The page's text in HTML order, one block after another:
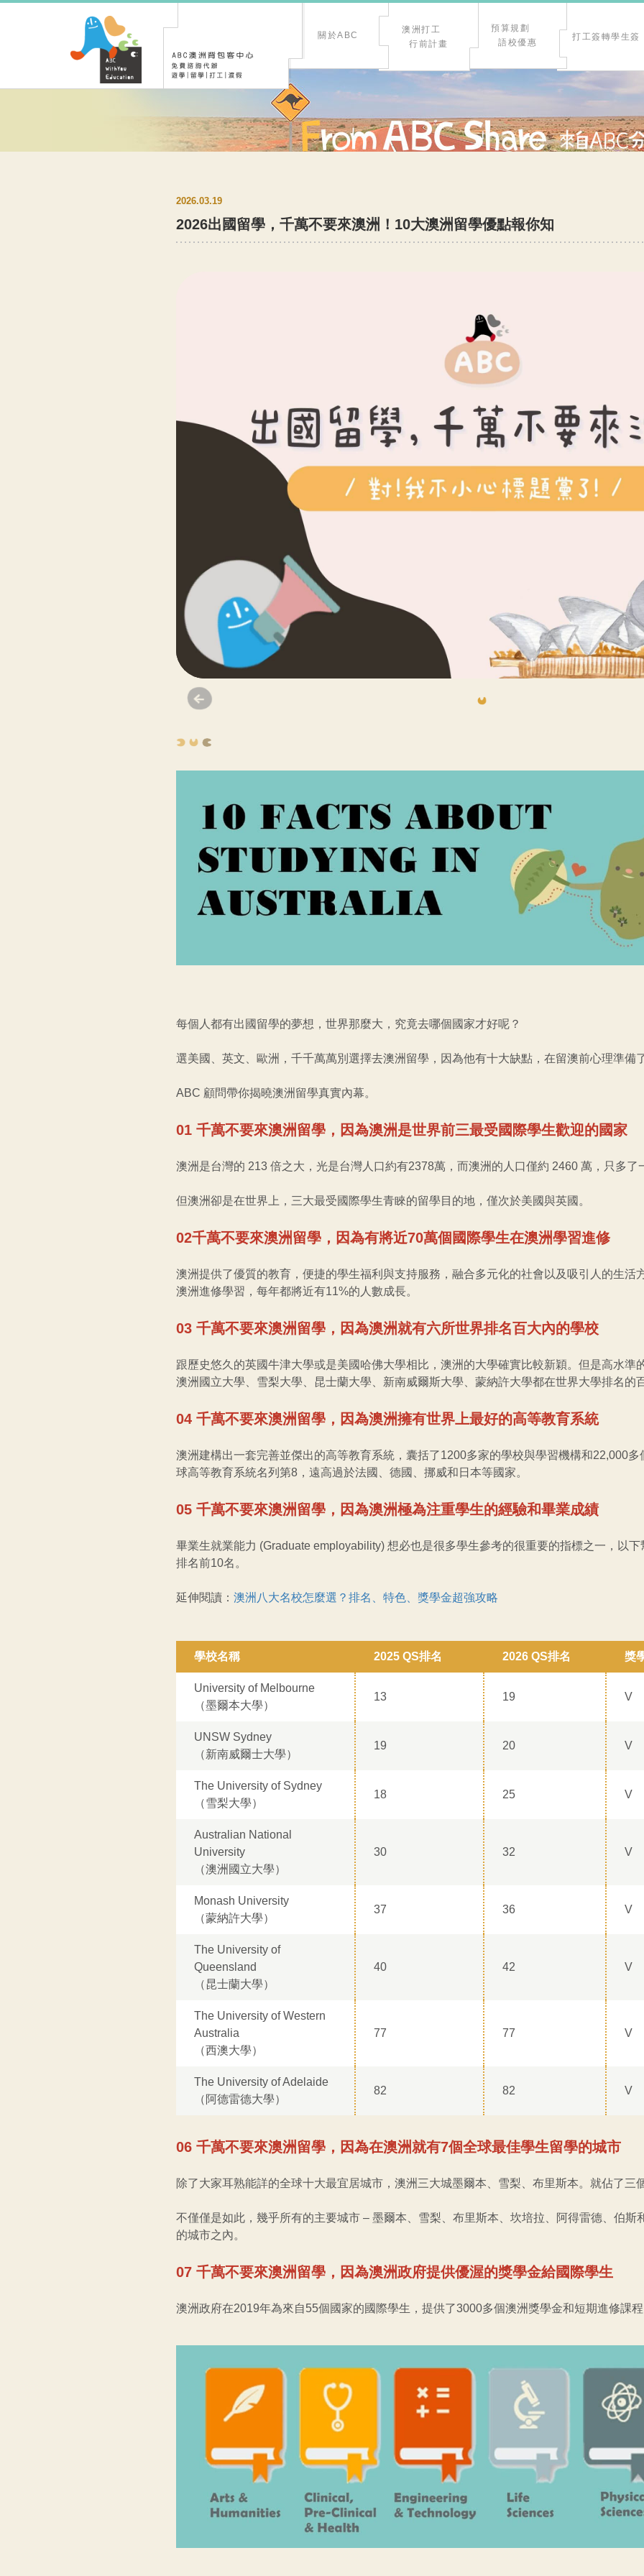
關於ABC
澳洲打工
行前計畫
預算規劃
語校優惠
打工簽轉學生簽
2026.03.19
2026出國留學，千萬不要來澳洲！10大澳洲留學優點報你知
每個人都有出國留學的夢想，世界那麼大，究竟去哪個國家才好呢？
選美國、英文、歐洲，千千萬萬別選擇去澳洲留學，因為他有十大缺點，在留澳前心理準備
ABC 顧問帶你揭曉澳洲留學真實內幕。
01 千萬不要來澳洲留學，因為澳洲是世界前三最受國際學生歡迎的國家
澳洲是台灣的 213 倍之大，光是台灣人口約有2378萬，而澳洲的人口僅約 2460 萬，只多了
但澳洲卻是在世界上，三大最受國際學生青睞的留學目的地，僅次於美國與英國。
02千萬不要來澳洲留學，因為有將近70萬個國際學生在澳洲學習進修
澳洲提供了優質的教育，便捷的學生福利與支持服務，融合多元化的社會以及吸引人的生活
澳洲進修學習，每年都將近有11%的人數成長。
03 千萬不要來澳洲留學，因為澳洲就有六所世界排名百大內的學校
跟歷史悠久的英國牛津大學或是美國哈佛大學相比，澳洲的大學確實比較新穎。但是高水準
澳洲國立大學、雪梨大學、昆士蘭大學、新南威爾斯大學、蒙納許大學都在世界大學排名的
04 千萬不要來澳洲留學，因為澳洲擁有世界上最好的高等教育系統
澳洲建構出一套完善並傑出的高等教育系統，囊括了1200多家的學校與學習機構和22,000
球高等教育系統名列第8，遠高過於法國、德國、挪威和日本等國家。
05 千萬不要來澳洲留學，因為澳洲極為注重學生的經驗和畢業成績
畢業生就業能力 (Graduate employability) 想必也是很多學生參考的很重要的指標之一，以
排名前10名。
延伸閱讀： 澳洲八大名校怎麼選？排名、特色、獎學金超強攻略
學校名稱 2025 QS排名 2026 QS排名 獎
University of Melbourne
（墨爾本大學）
13 19 V
UNSW Sydney
（新南威爾士大學）
19 20 V
The University of Sydney
（雪梨大學）
18 25 V
Australian National
University
（澳洲國立大學）
30 32 V
Monash University
（蒙納許大學）
37 36 V
The University of
Queensland
（昆士蘭大學）
40 42 V
The University of Western
Australia
（西澳大學）
77 77 V
The University of Adelaide
（阿德雷德大學）
82 82 V
06 千萬不要來澳洲留學，因為在澳洲就有7個全球最佳學生留學的城市
除了大家耳熟能詳的全球十大最宜居城市，澳洲三大城墨爾本、雪梨、布里斯本。就佔了三
不僅僅是如此，幾乎所有的主要城市 – 墨爾本、雪梨、布里斯本、坎培拉、阿得雷德、伯斯
的城市之內。
07 千萬不要來澳洲留學，因為澳洲政府提供優渥的獎學金給國際學生
澳洲政府在2019年為來自55個國家的國際學生，提供了3000多個澳洲獎學金和短期進修課